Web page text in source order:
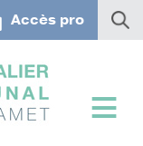
Accès pro